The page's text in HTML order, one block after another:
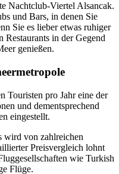
Nachtclub-Viertel Alsancak.
und Bars, in denen Sie
Sie es lieber etwas ruhiger
Restaurants in der Gegend
genießen.
Touristen pro Jahr eine der
und dementsprechend
eingestellt.
wird von zahlreichen
Preisvergleich lohnt
wie Turkish
Flüge.